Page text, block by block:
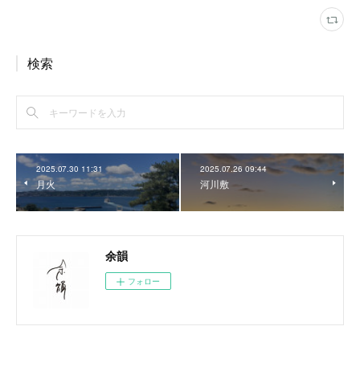
検索
2025.07.30 11:31
月火
2025.07.26 09:44
河川敷
余韻
フォロー